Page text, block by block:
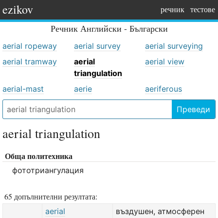
ezikov речник тестове
Речник Английски - Български
aerial ropeway aerial survey
aerial surveying
aerial tramway
aerial
triangulation
aerial view
aerial-mast aerie aeriferous
Преведи
aerial triangulation
Обща политехника
фототриангулация
65 допълнителни резултата:
aerial
въздушен, атмосферен